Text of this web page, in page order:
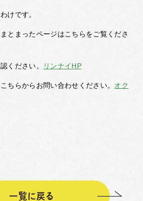
けです。
とまったページはこちらをご覧くださ
ください。 リンナイHP
ちらからお問い合わせください。 オク
一覧に戻る